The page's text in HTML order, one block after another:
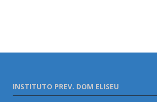
INSTITUTO PREV. DOM ELISEU